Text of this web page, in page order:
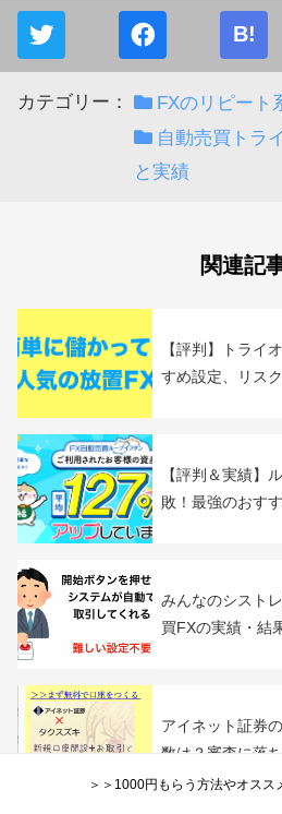
株、FX・為替、仮想通貨（暗号資
ァンディング（不動産、融資型）で
証券会社に取材されたり、セミナ
誌にも掲載実績あり。若手FIRE
B!
カテゴリー：
FXのリピー
自動売買トラ
関連記
【評判】トライ
すめ設定、リス
【評判＆実績】
敗！最強のおす
＞＞1000円もらう方法やオスス